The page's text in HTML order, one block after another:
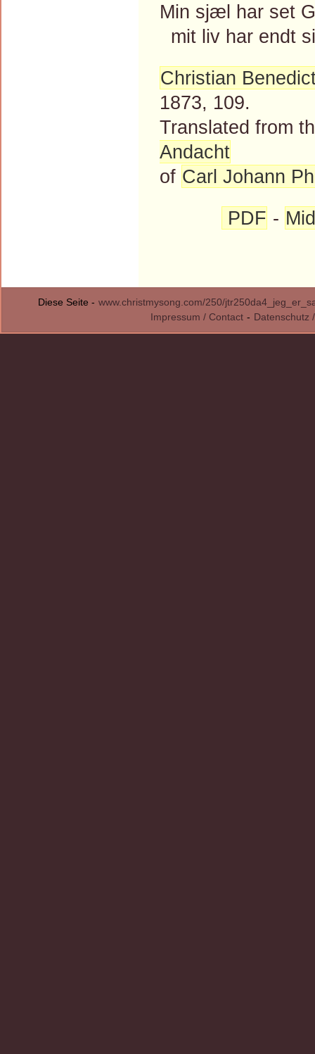
Min sjæl har set
mit liv har endt
Christian
1873, 109.
Translated from
Andacht
of Carl Johann
PDF -
Diese Seite - www.christmysong.com/250/
Impressum / Contact - Datenschutz